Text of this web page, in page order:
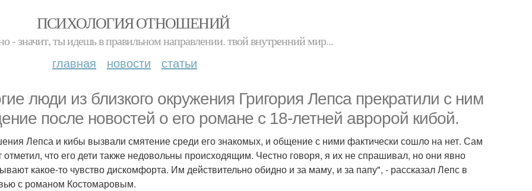
ПСИХОЛОГИЯ ОТНОШЕНИЙ
- значит, ты идешь в правильном направлении. твой внутренний мир...
главная новости статьи
люди из близкого окружения Григория Лепса прекратили с ним
после новостей о его романе с 18-летней авророй кибой.
Лепса и кибы вызвали смятение среди его знакомых, и общение с ними фактически сошло на нет. Сам
отметил, что его дети также недовольны происходящим. Честно говоря, я их не спрашивал, но они явно
какое-то чувство дискомфорта. Им действительно обидно и за маму, и за папу", - рассказал Лепс в
с романом Костомаровым.